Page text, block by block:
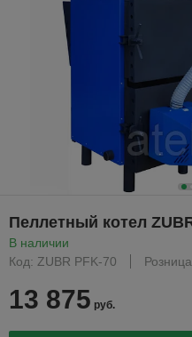
Пеллетный котел
В наличии
Код: ZUBR PFK-70
Розница
13 875 руб.